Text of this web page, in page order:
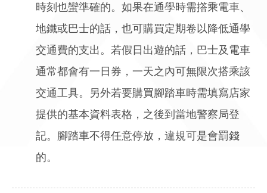
時刻也蠻準確的。如果在通學時需撘乘電車、
地鐵或巴士的話，也可購買定期卷以降低通學
交通費的支出。若假日出遊的話，巴士及電車
通常都會有一日券，一天之內可無限次搭乘該
交通工具。另外若要購買腳踏車時需填寫店家
提供的基本資料表格，之後到當地警察局登
記。腳踏車不得任意停放，違規可是會罰錢
的。